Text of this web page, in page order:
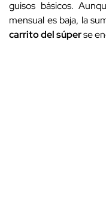
guisos básicos.
mensual es baja, la
carrito del súperse